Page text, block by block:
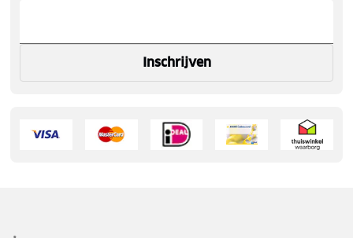
Inschrijven